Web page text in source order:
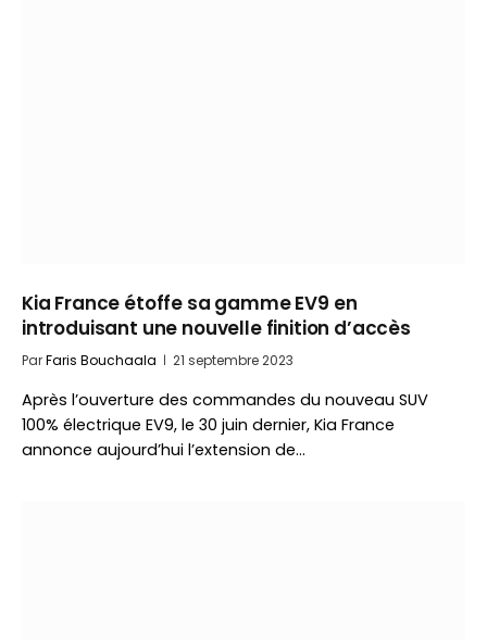
Kia France étoffe sa gamme EV9 en
introduisant une nouvelle finition d’accès
ParFaris Bouchaala 21 septembre 2023
Après l’ouverture des commandes du nouveau SUV
100% électrique EV9, le 30 juin dernier, Kia France
annonce aujourd’hui l’extension de…